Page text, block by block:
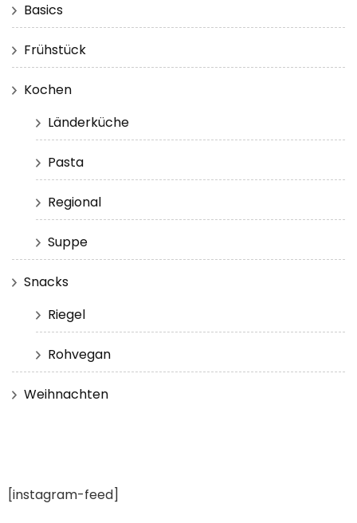
Basics
Frühstück
Kochen
Länderküche
Pasta
Regional
Suppe
Snacks
Riegel
Rohvegan
Weihnachten
[instagram-feed]